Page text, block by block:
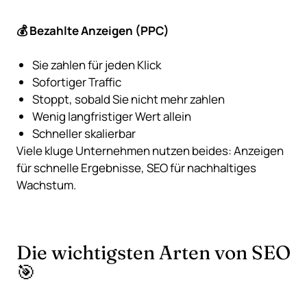
💰 Bezahlte Anzeigen (PPC)
Sie zahlen für jeden Klick
Sofortiger Traffic
Stoppt, sobald Sie nicht mehr zahlen
Wenig langfristiger Wert allein
Schneller skalierbar
Viele kluge Unternehmen nutzen beides: Anzeigen
für schnelle Ergebnisse, SEO für nachhaltiges
Wachstum.
Die wichtigsten Arten von SEO
🎯